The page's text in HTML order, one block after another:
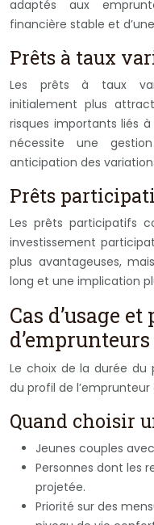
adaptés aux
financière stable et
Prêts à taux
Les prêts à taux
initialement plus
risques importants liés
nécessite une
anticipation des
Prêts
Les prêts participatifs
investissement
plus avantageuses,
long et une implication
Cas d’usage
d’emprunteurs
Le choix de la durée
du profil de
Quand choisir
Jeunes couples
Personnes dont les
projetée.
Priorité sur des